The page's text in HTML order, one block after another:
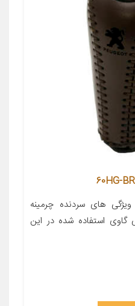
های سردنده چرمینه
گاوی استفاده شده در این